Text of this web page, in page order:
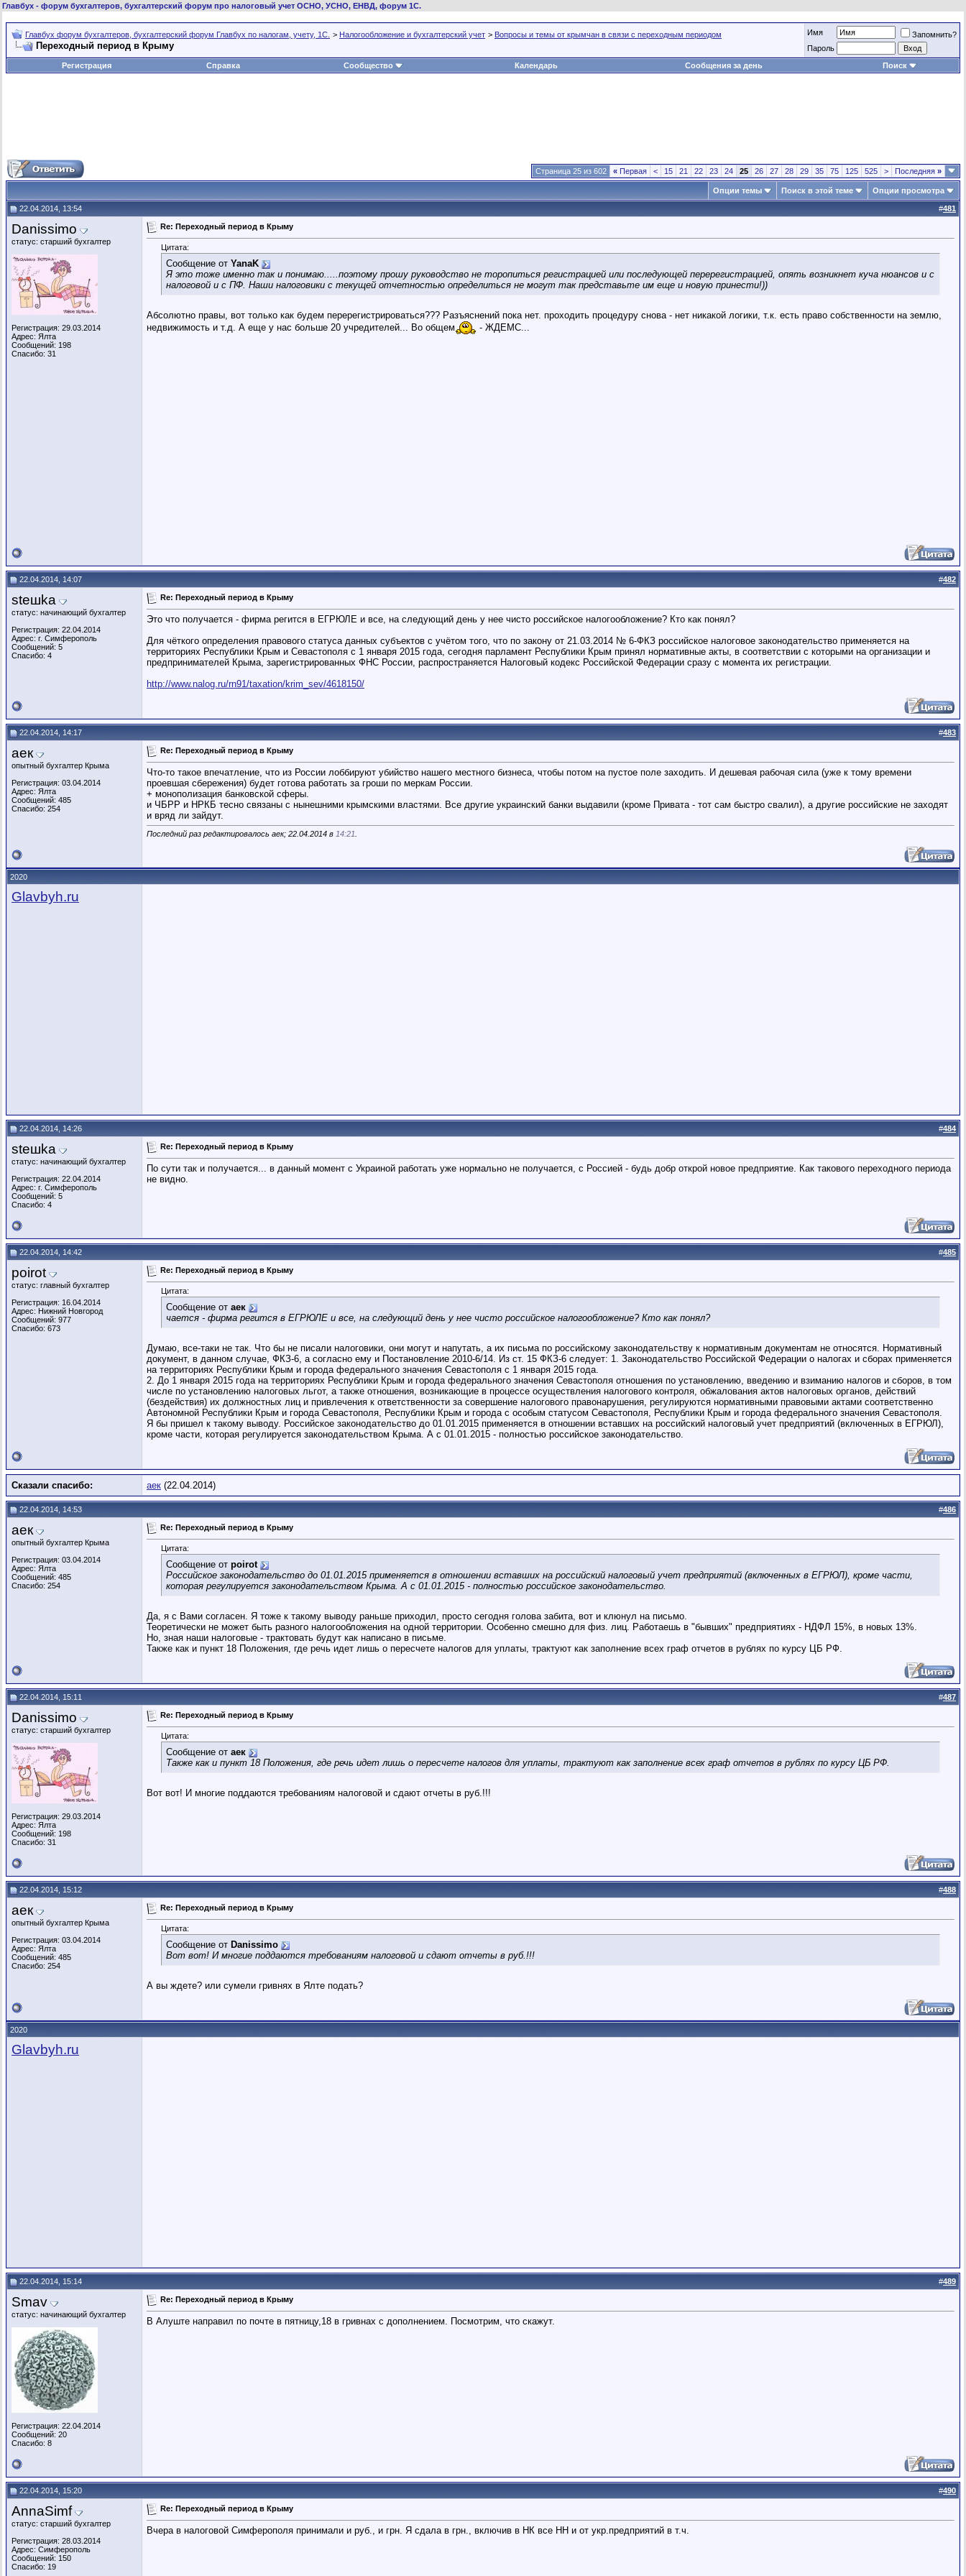
Главбух - форум бухгалтеров, бухгалтерский форум про налоговый учет ОСНО, УСНО, ЕНВД, форум 1С.
Главбух форум бухгалтеров, бухгалтерский форум Главбух по налогам, учету, 1С. > Налогообложение и бухгалтерский учет > Вопросы и темы от крымчан в связи с переходным периодом
Переходный период в Крыму
Имя
Запомнить?
Пароль
Регистрация
Справка Сообщество Календарь Сообщения за день Поиск
Страница 25 из 602 « Первая < 15 21 22 23 24 25 26 27 28 29 35 75 125 525 > Последняя »
Опции темы Поиск в этой теме Опции просмотра
22.04.2014, 13:54 #481
Danissimo
статус: старший бухгалтер
Регистрация: 29.03.2014
Адрес: Ялта
Сообщений: 198
Спасибо: 31
Re: Переходный период в Крыму
Цитата:
Сообщение от YanaK
Я это тоже именно так и понимаю.....поэтому прошу руководство не торопиться регистрацией или последующей перерегистрацией, опять возникнет куча нюансов и с
налоговой и с ПФ. Наши налоговики с текущей отчетностью определиться не могут так представьте им еще и новую принести!))
Абсолютно правы, вот только как будем перерегистрироваться??? Разъяснений пока нет. проходить процедуру снова - нет никакой логики, т.к. есть право собственности на землю,
недвижимость и т.д. А еще у нас больше 20 учредителей... Во общем
- ЖДЕМС...
22.04.2014, 14:07 #482
steшka
статус: начинающий бухгалтер
Регистрация: 22.04.2014
Адрес: г. Симферополь
Сообщений: 5
Спасибо: 4
Re: Переходный период в Крыму
Это что получается - фирма регится в ЕГРЮЛЕ и все, на следующий день у нее чисто российское налогообложение? Кто как понял?
Для чёткого определения правового статуса данных субъектов с учётом того, что по закону от 21.03.2014 № 6-ФКЗ российское налоговое законодательство применяется на
территориях Республики Крым и Севастополя с 1 января 2015 года, сегодня парламент Республики Крым принял нормативные акты, в соответствии с которыми на организации и
предпринимателей Крыма, зарегистрированных ФНС России, распространяется Налоговый кодекс Российской Федерации сразу с момента их регистрации.
http://www.nalog.ru/rn91/taxation/krim_sev/4618150/
22.04.2014, 14:17 #483
аек
опытный бухгалтер Крыма
Регистрация: 03.04.2014
Адрес: Ялта
Сообщений: 485
Спасибо: 254
Re: Переходный период в Крыму
Что-то такое впечатление, что из России лоббируют убийство нашего местного бизнеса, чтобы потом на пустое поле заходить. И дешевая рабочая сила (уже к тому времени
проевшая сбережения) будет готова работать за гроши по меркам России.
+ монополизация банковской сферы.
и ЧБРР и НРКБ тесно связаны с нынешними крымскими властями. Все другие украинский банки выдавили (кроме Привата - тот сам быстро свалил), а другие российские не заходят
и вряд ли зайдут.
Последний раз редактировалось аек; 22.04.2014 в 14:21
2020
Glavbyh.ru
22.04.2014, 14:26 #484
steшka
статус: начинающий бухгалтер
Регистрация: 22.04.2014
Адрес: г. Симферополь
Сообщений: 5
Спасибо: 4
Re: Переходный период в Крыму
По сути так и получается... в данный момент с Украиной работать уже нормально не получается, с Россией - будь добр открой новое предприятие. Как такового переходного периода
не видно.
22.04.2014, 14:42 #485
poirot
статус: главный бухгалтер
Регистрация: 16.04.2014
Адрес: Нижний Новгород
Сообщений: 977
Спасибо: 673
Re: Переходный период в Крыму
Цитата:
Сообщение от аек
чается - фирма регится в ЕГРЮЛЕ и все, на следующий день у нее чисто российское налогообложение? Кто как понял?
Думаю, все-таки не так. Что бы не писали налоговики, они могут и напутать, а их письма по российскому законодательству к нормативным документам не относятся. Нормативный
документ, в данном случае, ФКЗ-6, а согласно ему и Постановление 2010-6/14. Из ст. 15 ФКЗ-6 следует: 1. Законодательство Российской Федерации о налогах и сборах применяется
на территориях Республики Крым и города федерального значения Севастополя с 1 января 2015 года.
2. До 1 января 2015 года на территориях Республики Крым и города федерального значения Севастополя отношения по установлению, введению и взиманию налогов и сборов, в том
числе по установлению налоговых льгот, а также отношения, возникающие в процессе осуществления налогового контроля, обжалования актов налоговых органов, действий
(бездействия) их должностных лиц и привлечения к ответственности за совершение налогового правонарушения, регулируются нормативными правовыми актами соответственно
Автономной Республики Крым и города Севастополя, Республики Крым и города с особым статусом Севастополя, Республики Крым и города федерального значения Севастополя.
Я бы пришел к такому выводу. Российское законодательство до 01.01.2015 применяется в отношении вставших на российский налоговый учет предприятий (включенных в ЕГРЮЛ),
кроме части, которая регулируется законодательством Крыма. А с 01.01.2015 - полностью российское законодательство.
Сказали спасибо: аек (22.04.2014)
22.04.2014, 14:53 #486
аек
опытный бухгалтер Крыма
Регистрация: 03.04.2014
Адрес: Ялта
Сообщений: 485
Спасибо: 254
Re: Переходный период в Крыму
Цитата:
Сообщение от poirot
Российское законодательство до 01.01.2015 применяется в отношении вставших на российский налоговый учет предприятий (включенных в ЕГРЮЛ), кроме части,
которая регулируется законодательством Крыма. А с 01.01.2015 - полностью российское законодательство.
Да, я с Вами согласен. Я тоже к такому выводу раньше приходил, просто сегодня голова забита, вот и клюнул на письмо.
Теоретически не может быть разного налогообложения на одной территории. Особенно смешно для физ. лиц. Работаешь в "бывших" предприятиях - НДФЛ 15%, в новых 13%.
Но, зная наши налоговые - трактовать будут как написано в письме.
Также как и пункт 18 Положения, где речь идет лишь о пересчете налогов для уплаты, трактуют как заполнение всех граф отчетов в рублях по курсу ЦБ РФ.
22.04.2014, 15:11 #487
Danissimo
статус: старший бухгалтер
Регистрация: 29.03.2014
Адрес: Ялта
Сообщений: 198
Спасибо: 31
Re: Переходный период в Крыму
Цитата:
Сообщение от аек
Также как и пункт 18 Положения, где речь идет лишь о пересчете налогов для уплаты, трактуют как заполнение всех граф отчетов в рублях по курсу ЦБ РФ.
Вот вот! И многие поддаются требованиям налоговой и сдают отчеты в руб.!!!
22.04.2014, 15:12 #488
аек
опытный бухгалтер Крыма
Регистрация: 03.04.2014
Адрес: Ялта
Сообщений: 485
Спасибо: 254
Re: Переходный период в Крыму
Цитата:
Сообщение от Danissimo
Вот вот! И многие поддаются требованиям налоговой и сдают отчеты в руб.!!!
А вы ждете? или сумели гривнях в Ялте подать?
2020
Glavbyh.ru
22.04.2014, 15:14 #489
Smav
статус: начинающий бухгалтер
Регистрация: 22.04.2014
Сообщений: 20
Спасибо: 8
Re: Переходный период в Крыму
В Алуште направил по почте в пятницу,18 в гривнах с дополнением. Посмотрим, что скажут.
22.04.2014, 15:20 #490
AnnaSimf
статус: старший бухгалтер
Регистрация: 28.03.2014
Адрес: Симферополь
Сообщений: 150
Спасибо: 19
Re: Переходный период в Крыму
Вчера в налоговой Симферополя принимали и руб., и грн. Я сдала в грн., включив в НК все НН и от укр.предприятий в т.ч.